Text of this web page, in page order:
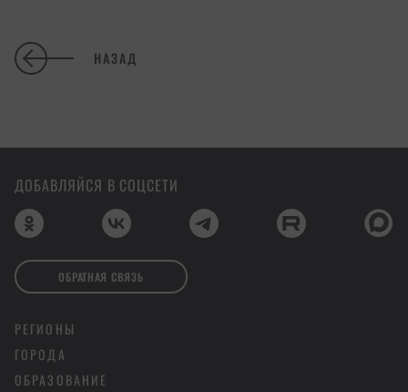
НАЗАД
РЕГИОНЫ
ГОРОДА
ОБРАЗОВАНИЕ
ДОБАВЛЯЙСЯ В СОЦСЕТИ
ОБРАТНАЯ СВЯЗЬ